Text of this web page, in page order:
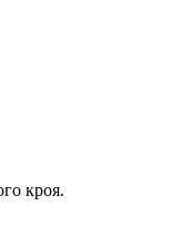
кроя.